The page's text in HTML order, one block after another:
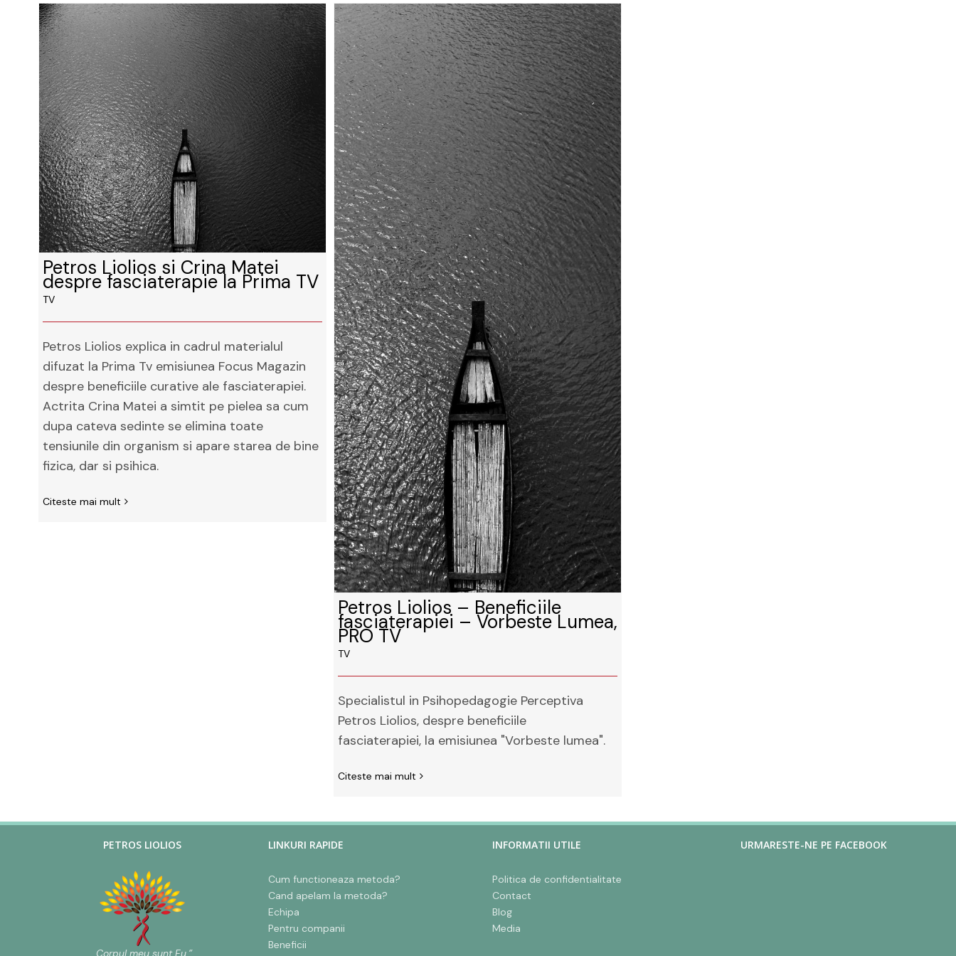
Petros Liolios si Crina Matei
despre fasciaterapie la Prima TV
TV
Petros Liolios explica in cadrul materialul
difuzat la Prima Tv emisiunea Focus Magazin
despre beneficiile curative ale fasciaterapiei.
Actrita Crina Matei a simtit pe pielea sa cum
dupa cateva sedinte se elimina toate
tensiunile din organism si apare starea de bine
fizica, dar si psihica.
Citeste mai mult
Petros Liolios – Beneficiile
fasciaterapiei – Vorbeste Lumea,
PRO TV
TV
Specialistul in Psihopedagogie Perceptiva
Petros Liolios, despre beneficiile
fasciaterapiei, la emisiunea "Vorbeste lumea".
Citeste mai mult
PETROS LIOLIOS
„Corpul meu sunt Eu.”
LINKURI RAPIDE
Cum functioneaza metoda?
Cand apelam la metoda?
Echipa
Pentru companii
Beneficii
INFORMATII UTILE
Politica de confidentialitate
Contact
Blog
Media
URMARESTE-NE PE FACEBOOK